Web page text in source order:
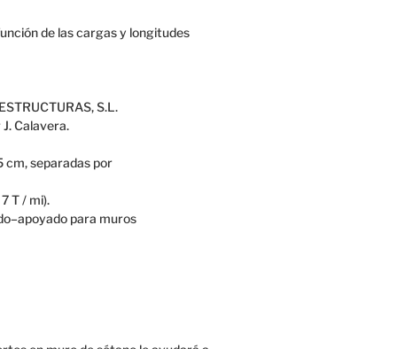
de las cargas y longitudes
S.L.
Calavera.
cm, separadas por
T/ mi).
–apoyado para muros